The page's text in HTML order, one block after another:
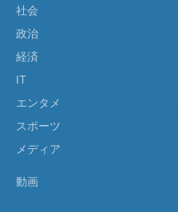
社会
政治
経済
IT
エンタメ
スポーツ
メディア
動画